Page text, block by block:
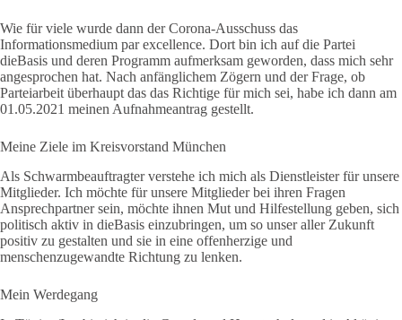
Wie für viele wurde dann der Corona-Ausschuss das
Informationsmedium par excellence. Dort bin ich auf die Partei
dieBasis und deren Programm aufmerksam geworden, dass mich sehr
angesprochen hat. Nach anfänglichem Zögern und der Frage, ob
Parteiarbeit überhaupt das das Richtige für mich sei, habe ich dann am
01.05.2021 meinen Aufnahmeantrag gestellt.
Meine Ziele im Kreisvorstand München
Als Schwarmbeauftragter verstehe ich mich als Dienstleister für unsere
Mitglieder. Ich möchte für unsere Mitglieder bei ihren Fragen
Ansprechpartner sein, möchte ihnen Mut und Hilfestellung geben, sich
politisch aktiv in dieBasis einzubringen, um so unser aller Zukunft
positiv zu gestalten und sie in eine offenherzige und
menschenzugewandte Richtung zu lenken.
Mein Werdegang